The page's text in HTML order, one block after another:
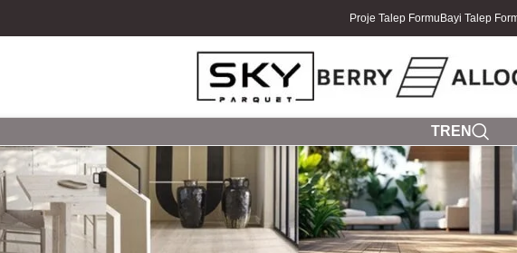
Proje Talep Formu Bayi Talep
TR EN
SON YAZILAR